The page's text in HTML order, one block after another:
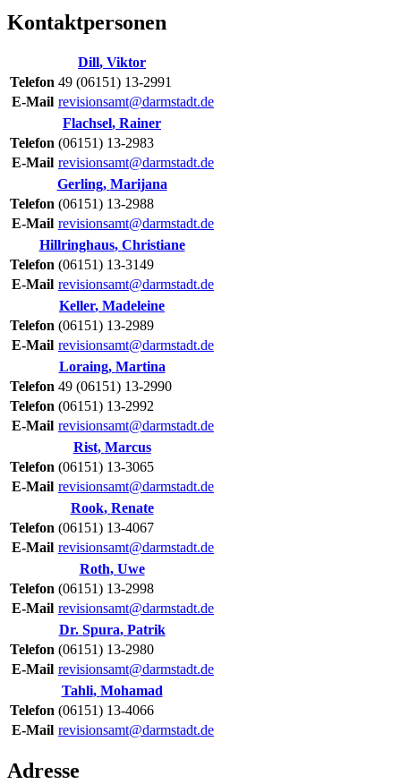
Kontaktpersonen
Dill, Viktor
Telefon 49 (06151) 13-2991
E-Mail revisionsamt@darmstadt.de
Flachsel, Rainer
Telefon (06151) 13-2983
E-Mail revisionsamt@darmstadt.de
Gerling, Marijana
Telefon (06151) 13-2988
E-Mail revisionsamt@darmstadt.de
Hillringhaus, Christiane
Telefon (06151) 13-3149
E-Mail revisionsamt@darmstadt.de
Keller, Madeleine
Telefon (06151) 13-2989
E-Mail revisionsamt@darmstadt.de
Loraing, Martina
Telefon 49 (06151) 13-2990
Telefon (06151) 13-2992
E-Mail revisionsamt@darmstadt.de
Rist, Marcus
Telefon (06151) 13-3065
E-Mail revisionsamt@darmstadt.de
Rook, Renate
Telefon (06151) 13-4067
E-Mail revisionsamt@darmstadt.de
Roth, Uwe
Telefon (06151) 13-2998
E-Mail revisionsamt@darmstadt.de
Dr. Spura, Patrik
Telefon (06151) 13-2980
E-Mail revisionsamt@darmstadt.de
Tahli, Mohamad
Telefon (06151) 13-4066
E-Mail revisionsamt@darmstadt.de
Adresse